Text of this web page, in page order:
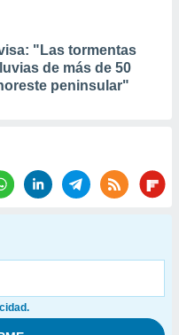
"Las tormentas
de más de 50
peninsular"